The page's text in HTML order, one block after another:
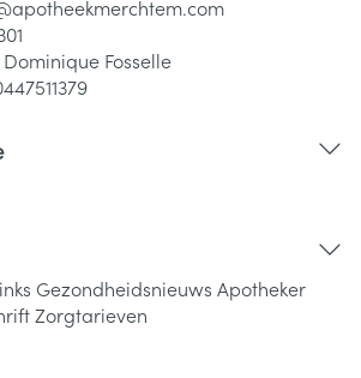
apotheekmerchtem.com
Dominique Fosselle
Gezondheidsnieuws Apotheker
Zorgtarieven